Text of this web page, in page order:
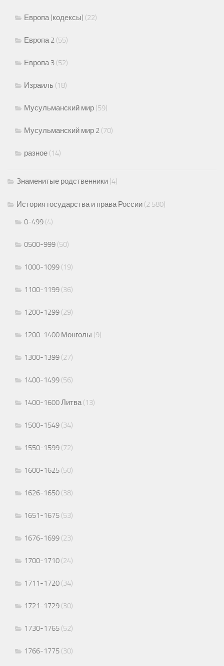
Европа (кодексы) (22)
Европа 2 (55)
Европа 3 (52)
Израиль (18)
Мусульманский мир (59)
Мусульманский мир 2 (70)
разное (14)
Знаменитые родственники (4)
История государства и права России (2 580)
0-499 (4)
0500-999 (50)
1000-1099 (19)
1100-1199 (36)
1200-1299 (29)
1200-1400 Монголы (9)
1300-1399 (27)
1400-1499 (56)
1400-1600 Литва(13)
1500-1549 (34)
1550-1599 (72)
1600-1625 (50)
1626-1650 (38)
1651-1675 (53)
1676-1699 (23)
1700-1710 (24)
1711-1720 (34)
1721-1729 (30)
1730-1765 (52)
1766-1775 (30)